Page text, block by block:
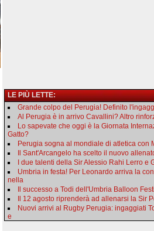
LE PIÙ LETTE:
Grande colpo del Perugia! Definito
Al Perugia è in arrivo Cavallini? Altro
Lo sapevate che oggi è la Giornata
Gatto?
Perugia sogna al mondiale di atletica con
Il Sant'Arcangelo ha scelto il nuovo
I due talenti della Sir Alessio Rahi Lerro e
Umbria in festa! Per Leonardo arriva la
nella
Il successo a Todi dell'Umbria Balloon
Il 12 agosto riprenderà ad allenarsi la Sir
Nuovi arrivi al Rugby Perugia: ingaggiati
e